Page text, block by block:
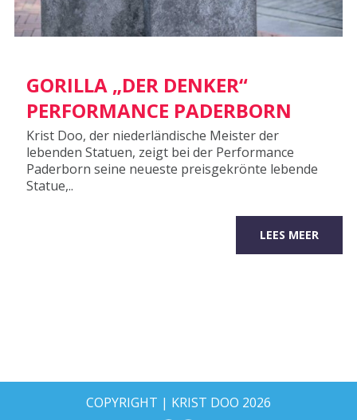
GORILLA „DER DENKER“
PERFORMANCE PADERBORN
Krist Doo, der niederländische Meister der
lebenden Statuen, zeigt bei der Performance
Paderborn seine neueste preisgekrönte lebende
Statue,..
LEES MEER
COPYRIGHT | KRIST DOO 2026